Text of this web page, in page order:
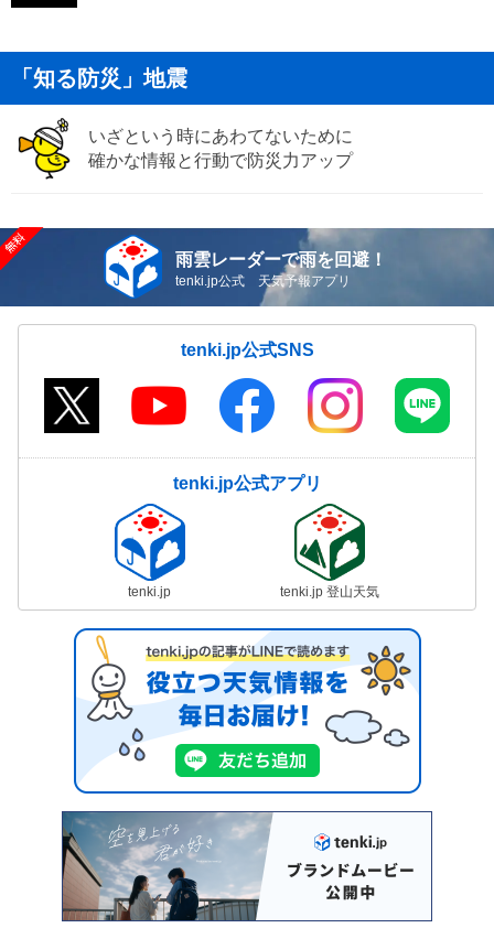
「知る防災」地震
いざという時にあわてないために
確かな情報と行動で防災力アップ
雨雲レーダーで雨を回避！
tenki.jp公式 天気予報アプリ
tenki.jp公式SNS
tenki.jp公式アプリ
tenki.jp tenki.jp 登山天気